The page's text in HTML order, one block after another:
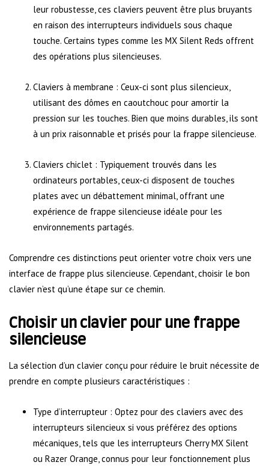
leur robustesse, ces claviers peuvent être plus bruyants
en raison des interrupteurs individuels sous chaque
touche. Certains types comme les MX Silent Reds offrent
des opérations plus silencieuses.
Claviers à membrane : Ceux-ci sont plus silencieux,
utilisant des dômes en caoutchouc pour amortir la
pression sur les touches. Bien que moins durables, ils sont
à un prix raisonnable et prisés pour la frappe silencieuse.
Claviers chiclet : Typiquement trouvés dans les
ordinateurs portables, ceux-ci disposent de touches
plates avec un débattement minimal, offrant une
expérience de frappe silencieuse idéale pour les
environnements partagés.
Comprendre ces distinctions peut orienter votre choix vers une
interface de frappe plus silencieuse. Cependant, choisir le bon
clavier n’est qu’une étape sur ce chemin.
Choisir un clavier pour une frappe
silencieuse
La sélection d’un clavier conçu pour réduire le bruit nécessite de
prendre en compte plusieurs caractéristiques :
Type d’interrupteur : Optez pour des claviers avec des
interrupteurs silencieux si vous préférez des options
mécaniques, tels que les interrupteurs Cherry MX Silent
ou Razer Orange, connus pour leur fonctionnement plus